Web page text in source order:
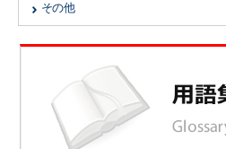
その他